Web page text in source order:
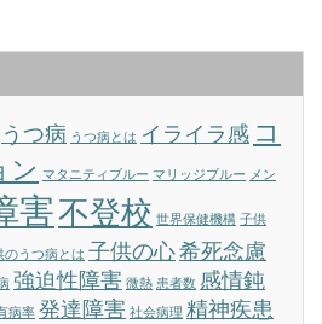
うつ病 うつ病とは イライラ感 コ
ン マタニティブルー マリッジブルー メン
害不登校 世界保健機構 子供
のうつ病とは 子供の心希死念慮
強迫性障害 微熱 患者数 感情鈍
病率 発達障害 社会病理 精神疾患